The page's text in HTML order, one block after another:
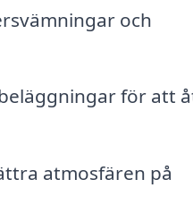
och
för att
atmosfären på